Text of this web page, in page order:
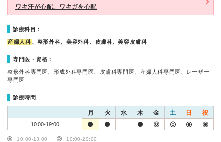
ワキ汗が心配、ワキガを心配
診療科目：
産婦人科 、整形外科、美容外科、皮膚科、美容皮膚科
専門医・資格：
整形外科専門医、形成外科専門医、皮膚科専門医、産婦人科専門医、レーザー
専門医
診療時間
月 火 水 木 金 土 日 祝
10:00-19:00
10:00-18:00 10:00-20:00